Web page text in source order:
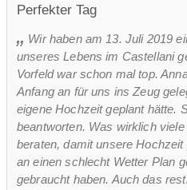
Platz für Agape
Video:
Um diesen
YouTube/
müssen
Perfekter Tag
Wir haben am 13. Juli 2019
unseres Lebens im Castellani
Vorfeld war schon mal top.
Anfang an für uns ins Zeug
eigene Hochzeit geplant hätte.
beantworten. Was wirklich
beraten, damit unsere
an einen schlecht Wetter Plan
gebraucht haben. Auch das